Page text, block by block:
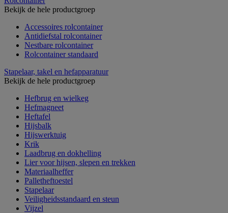
Bekijk de hele productgroep
Accessoires rolcontainer
Antidiefstal rolcontainer
Nestbare rolcontainer
Rolcontainer standaard
Stapelaar, takel en hefapparatuur
Bekijk de hele productgroep
Hefbrug en wielkeg
Hefmagneet
Heftafel
Hijsbalk
Hijswerktuig
Krik
Laadbrug en dokhelling
Lier voor hijsen, slepen en trekken
Materiaalheffer
Palletheftoestel
Stapelaar
Veiligheidsstandaard en steun
Vijzel